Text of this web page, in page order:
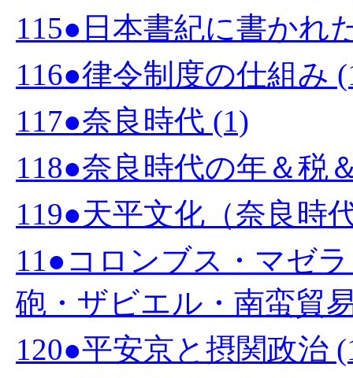
115●日本書紀に書かれ
116●律令制度の仕組み
117●奈良時代 (1)
118●奈良時代の年＆税
119●天平文化（奈良時
11●コロンブス・マゼ
砲・ザビエル・南蛮貿
120●平安京と摂関政治